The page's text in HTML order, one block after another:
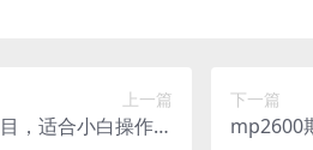
上一篇
，适合小白操作，
下一篇
mp2600